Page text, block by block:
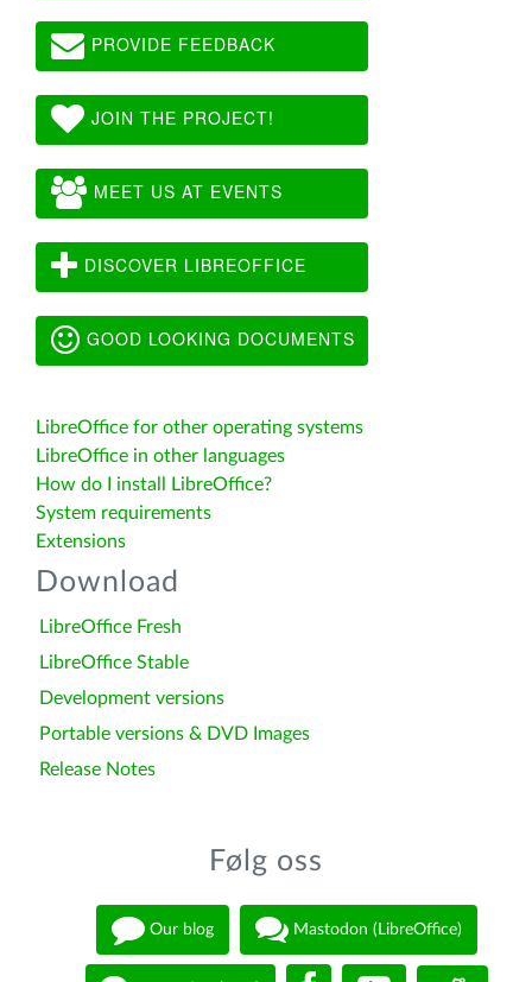
PROVIDE FEEDBACK
JOIN THE PROJECT!
MEET US AT EVENTS
DISCOVER LIBREOFFICE
GOOD LOOKING DOCUMENTS
LibreOffice for other operating systems
LibreOffice in other languages
How do I install LibreOffice?
System requirements
Extensions
Download
LibreOffice Fresh
LibreOffice Stable
Development versions
Portable versions & DVD Images
Release Notes
Følg oss
Our blog Mastodon (LibreOffice)